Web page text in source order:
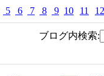
5 6 7 8 9 10 11 12
ブログ内検索: